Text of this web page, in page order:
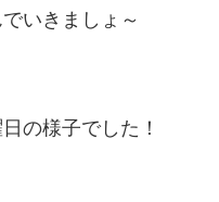
いきましょ～
の様子でした！